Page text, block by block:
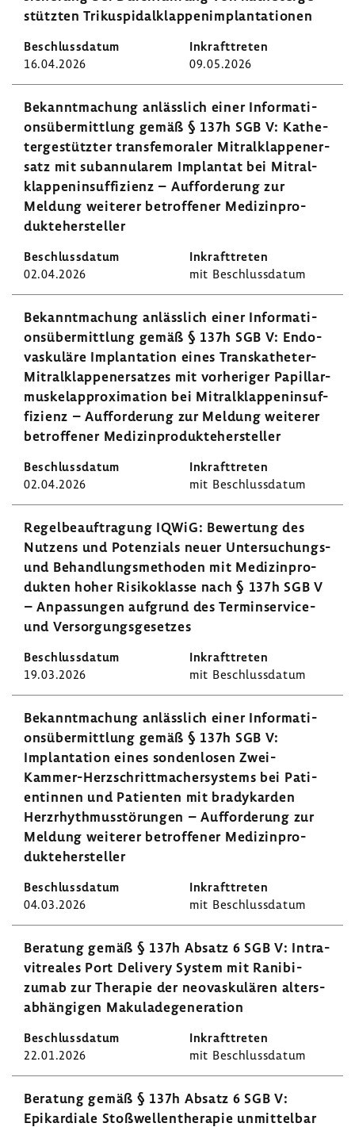
stützten Triku­spi­dal­klap­pen­im­plan­ta­tionen
16.04.2026 09.05.2026
Bekannt­ma­chung anläss­lich einer Infor­ma­ti­
ons­über­mitt­lung gemäß § 137h SGB V: Kathe­
terge­stützter trans­fe­mo­raler Mitral­klap­pen­er­
satz mit suban­nu­larem Implantat bei Mitral­
klap­pen­in­suf­fi­zienz – Auffor­de­rung zur
Meldung weiterer betrof­fener Medi­zin­pro­
dukte­her­steller
02.04.2026 mit Beschluss­datum
Bekannt­ma­chung anläss­lich einer Infor­ma­ti­
ons­über­mitt­lung gemäß § 137h SGB V: Endo­
vas­ku­läre Implan­ta­tion eines Transkatheter-​
Mitralklappenersatzes mit vorhe­riger Papillar­
mus­kel­ap­pro­xi­ma­tion bei Mitral­klap­pen­in­suf­
fi­zienz – Auffor­de­rung zur Meldung weiterer
betrof­fener Medi­zin­pro­dukte­her­steller
02.04.2026 mit Beschluss­datum
Regel­be­auf­tra­gung IQWiG: Bewer­tung des
Nutzens und Poten­zials neuer Untersuchungs-​
und Behand­lungs­me­thoden mit Medi­zin­pro­
dukten hoher Risi­ko­klasse nach § 137h SGB V
– Anpas­sungen aufgrund des Terminservice-​
und Versor­gungs­ge­setzes
19.03.2026 mit Beschluss­datum
Bekannt­ma­chung anläss­lich einer Infor­ma­ti­
ons­über­mitt­lung gemäß § 137h SGB V:
Implan­ta­tion eines sonden­losen Zwei-​
Kammer-Herzschrittmachersystems bei Pati­
en­tinnen und Pati­enten mit brady­karden
Herz­rhyth­mus­stö­rungen – Auffor­de­rung zur
Meldung weiterer betrof­fener Medi­zin­pro­
dukte­her­steller
04.03.2026 mit Beschluss­datum
Bera­tung gemäß § 137h Absatz 6 SGB V: Intra­
vi­t­reales Port Deli­very System mit Rani­bi­
zumab zur Therapie der neovas­ku­lären alters­
ab­hän­gigen Maku­la­de­ge­ne­ra­tion
22.01.2026 mit Beschluss­datum
Bera­tung gemäß § 137h Absatz 6 SGB V:
Epikar­diale Stoß­wel­len­the­rapie unmit­telbar